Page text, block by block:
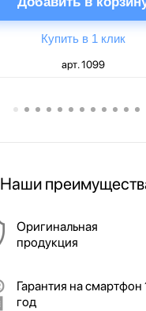
Купить в 1 клик
арт. 1099
Наши
Оригинальная
продукция
Гарантия на смартфон
год